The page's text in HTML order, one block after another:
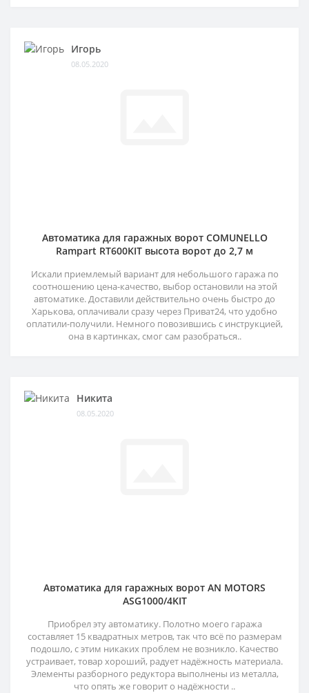
Игорь
08.05.2020
Автоматика для гаражных ворот COMUNELLO
Rampart RT600KIT высота ворот до 2,7 м
Искали приемлемый вариант для небольшого гаража по
соотношению цена-качество, выбор остановили на этой
автоматике. Доставили действительно очень быстро до
Харькова, оплачивали сразу через Приват24, что удобно
оплатили-получили. Немного повозившись с инструкцией,
она в картинках, смог сам разобраться..
Никита
08.05.2020
Автоматика для гаражных ворот AN MOTORS
ASG1000/4KIT
Приобрел эту автоматику. Полотно моего гаража
составляет 15 квадратных метров, так что всё по размерам
подошло, с этим никаких проблем не возникло. Качество
устраивает, товар хороший, радует надёжность материала.
Элементы разборного редуктора выполнены из металла,
что опять же говорит о надёжности ..